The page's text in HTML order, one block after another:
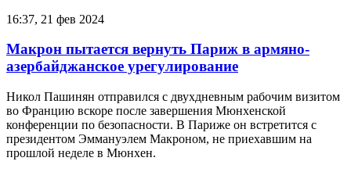
16:37, 21 фев 2024
Макрон пытается вернуть Париж в армяно-
азербайджанское урегулирование
Никол Пашинян отправился с двухдневным рабочим визитом
во Францию вскоре после завершения Мюнхенской
конференции по безопасности. В Париже он встретится с
президентом Эммануэлем Макроном, не приехавшим на
прошлой неделе в Мюнхен.